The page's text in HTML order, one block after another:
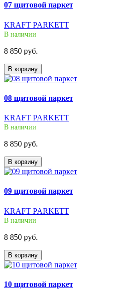
07 щитовой паркет
KRAFT PARKETT
В наличии
8 850 руб.
В корзину
08 щитовой паркет
KRAFT PARKETT
В наличии
8 850 руб.
В корзину
09 щитовой паркет
KRAFT PARKETT
В наличии
8 850 руб.
В корзину
10 щитовой паркет